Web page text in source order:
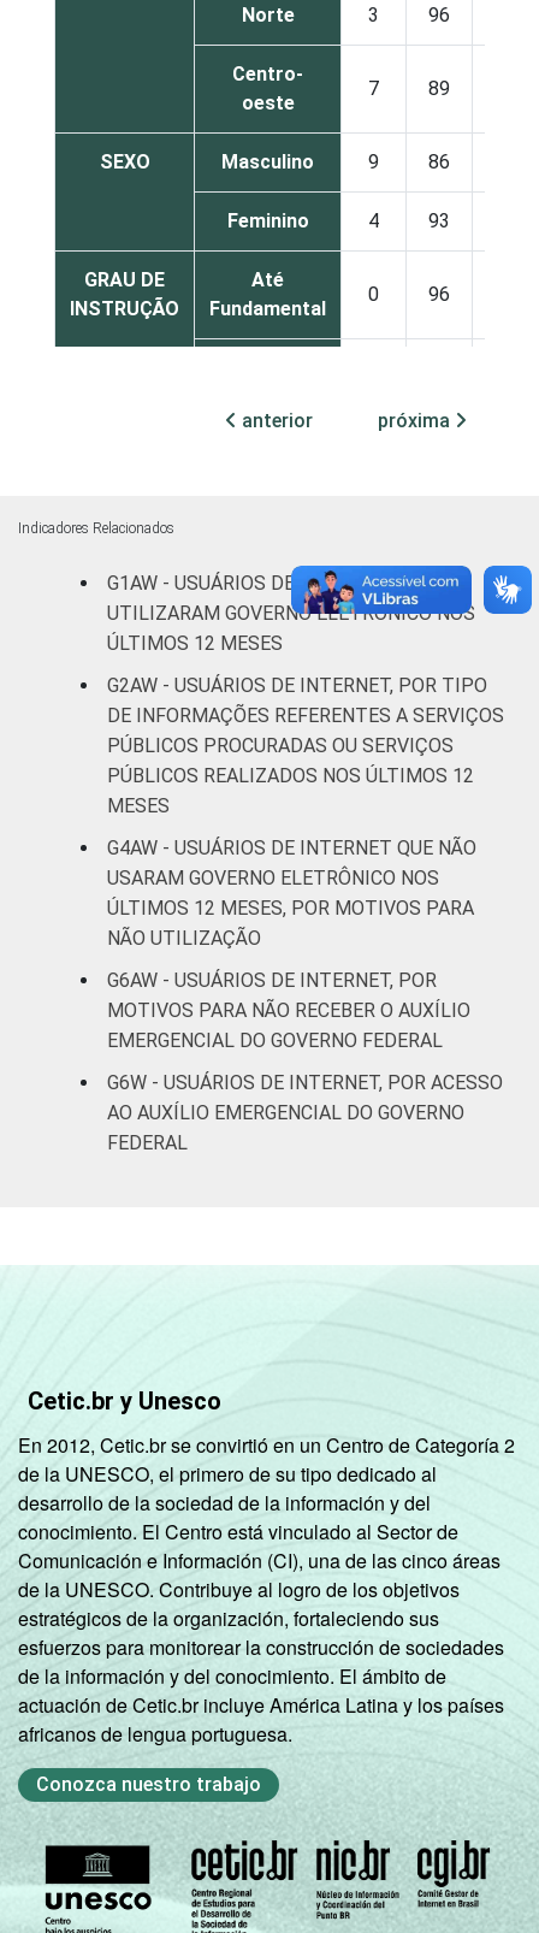
Norte 3 96
Centro-
oeste
7 89
SEXO Masculino 9 86
Feminino 4 93
GRAU DE
INSTRUÇÃO
Até
Fundamental
0 96
Superior 93
De 25 a 34
anos
3 92 4
anos
6 87
De 45 a 59
anos
8 91
De 60 anos
ou mais
6 92
CLASSE
AB
C 8 90
DE 4 90
Fonte: CGI.br/NIC.br, Centro Regional de
Estudos para o Desenvolvimento da
anterior próxima
Indicadores Relacionados
G1AW - USUÁRIOS DE INTERNET QUE
UTILIZARAM GOVERNO ELETRÔNICO NOS
ÚLTIMOS 12 MESES
G2AW - USUÁRIOS DE INTERNET, POR TIPO
DE INFORMAÇÕES REFERENTES A SERVIÇOS
PÚBLICOS PROCURADAS OU SERVIÇOS
PÚBLICOS REALIZADOS NOS ÚLTIMOS 12
MESES
G4AW - USUÁRIOS DE INTERNET QUE NÃO
USARAM GOVERNO ELETRÔNICO NOS
ÚLTIMOS 12 MESES, POR MOTIVOS PARA
NÃO UTILIZAÇÃO
G6AW - USUÁRIOS DE INTERNET, POR
MOTIVOS PARA NÃO RECEBER O AUXÍLIO
EMERGENCIAL DO GOVERNO FEDERAL
G6W - USUÁRIOS DE INTERNET, POR ACESSO
AO AUXÍLIO EMERGENCIAL DO GOVERNO
FEDERAL
Cetic.br y Unesco
En 2012, Cetic.br se convirtió en un Centro de Categoría 2
de la UNESCO, el primero de su tipo dedicado al
desarrollo de la sociedad de la información y del
conocimiento. El Centro está vinculado al Sector de
Comunicación e Información (CI), una de las cinco áreas
de la UNESCO. Contribuye al logro de los objetivos
estratégicos de la organización, fortaleciendo sus
esfuerzos para monitorear la construcción de sociedades
de la información y del conocimiento. El ámbito de
actuación de Cetic.br incluye América Latina y los países
africanos de lengua portuguesa.
Conozca nuestro trabajo